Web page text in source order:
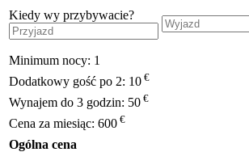
Kiedy wy przybywacie?
Minimum nocy: 1
Dodatkowy gość po 2: 10 €
Wynajem do 3 godzin: 50 €
Cena za miesiąc: 600 €
Ogólna cena